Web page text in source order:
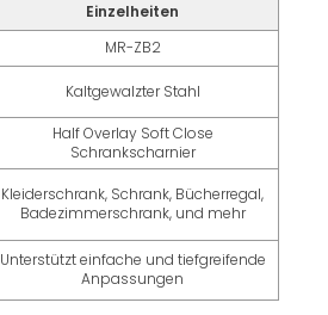
Einzelheiten
MR-ZB2
Kaltgewalzter Stahl
Half Overlay Soft Close
Schrankscharnier
Kleiderschrank, Schrank, Bücherregal,
Badezimmerschrank, und mehr
Unterstützt einfache und tiefgreifende
Anpassungen